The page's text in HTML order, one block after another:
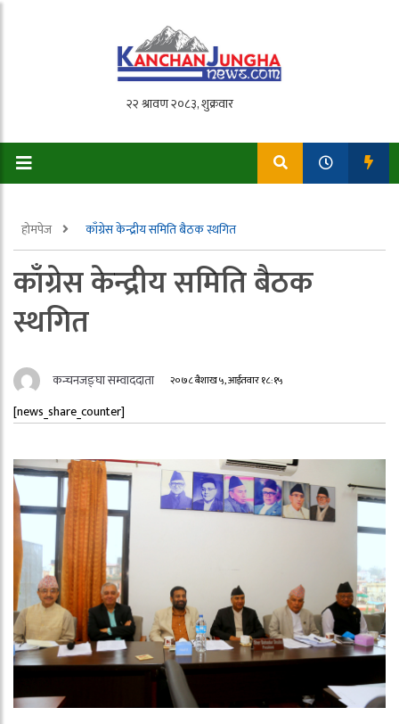
होमपेज काँग्रेस केन्द्रीय समिति बैठक स्थगित
काँग्रेस केन्द्रीय समिति बैठक
स्थगित
कन्चनजङ्घा सम्वाददाता २०७८ बैशाख ५, आईतवार १८:१५
[news_share_counter]